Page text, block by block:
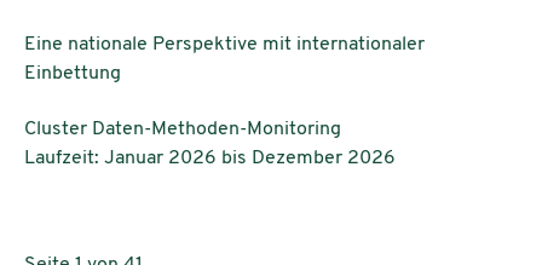
Eine nationale Perspektive mit internationaler
Einbettung
Einrichtungen:
Cluster Daten-Methoden-Monitoring
Laufzeit: Januar 2026 bis Dezember 2026